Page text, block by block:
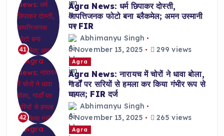
41
Agra News: धर्म छिपाकर दोस्ती,
आपत्तिजनक फोटो बना ब्लैकमेल; अमन उस्मानी
पर FIR
Abhimanyu Singh
November 13, 2025
299 views
42
Agra
Agra News: नारायच में चोरों ने धावा बोला,
गार्डों पर सरियों से हमला कर किया गंभीर रूप से
घायल; FIR दर्ज
Abhimanyu Singh
November 13, 2025
265 views
Agra